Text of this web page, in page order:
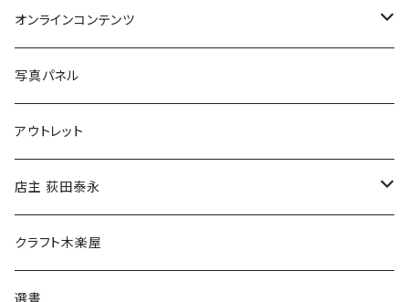
Tシャツ
バッグ
ブックカバー
マグカップ
傘
食料品
その他
オンラインコンテンツ
冒険クロストーク
写真パネル
アウトレット
店主 荻田泰永
書籍
ウェア
クラフト木楽屋
選書